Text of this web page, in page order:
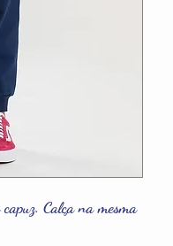
Calça na mesma